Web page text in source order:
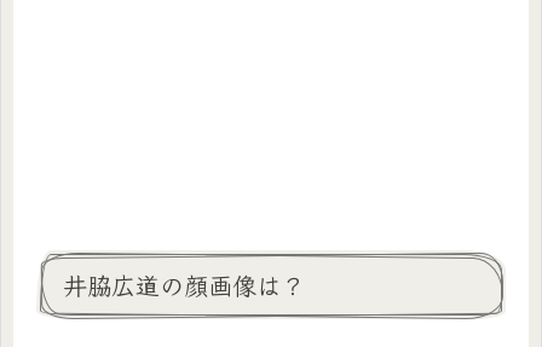
井脇広道の顔画像は？